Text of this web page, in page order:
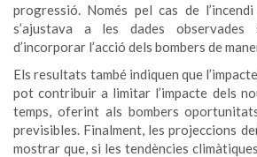
progressió. Només pel cas de
s’ajustava a les dades observades
d’incorporar l’acció dels bombers de
Els resultats també indiquen que
pot contribuir a limitar l’impacte dels
temps, oferint als bombers
previsibles. Finalment, les projeccions
mostrar que, si les tendències